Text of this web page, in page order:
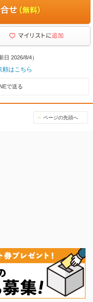
日 2026/8/4）
頼はこちら
で送る
ページの先頭へ